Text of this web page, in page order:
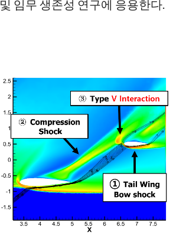
및 임무 생존성 연구에 응용한다.